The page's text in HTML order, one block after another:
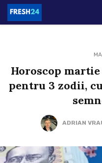
Horoscop
pentru 3 zodii,
ADRIAN